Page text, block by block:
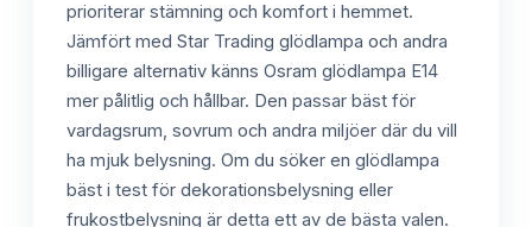
prioriterar stämning och komfort i hemmet.
Jämfört med Star Trading glödlampa och andra
billigare alternativ känns Osram glödlampa E14
mer pålitlig och hållbar. Den passar bäst för
vardagsrum, sovrum och andra miljöer där du vill
ha mjuk belysning. Om du söker en glödlampa
bäst i test för dekorationsbelysning eller
frukostbelysning är detta ett av de bästa valen.